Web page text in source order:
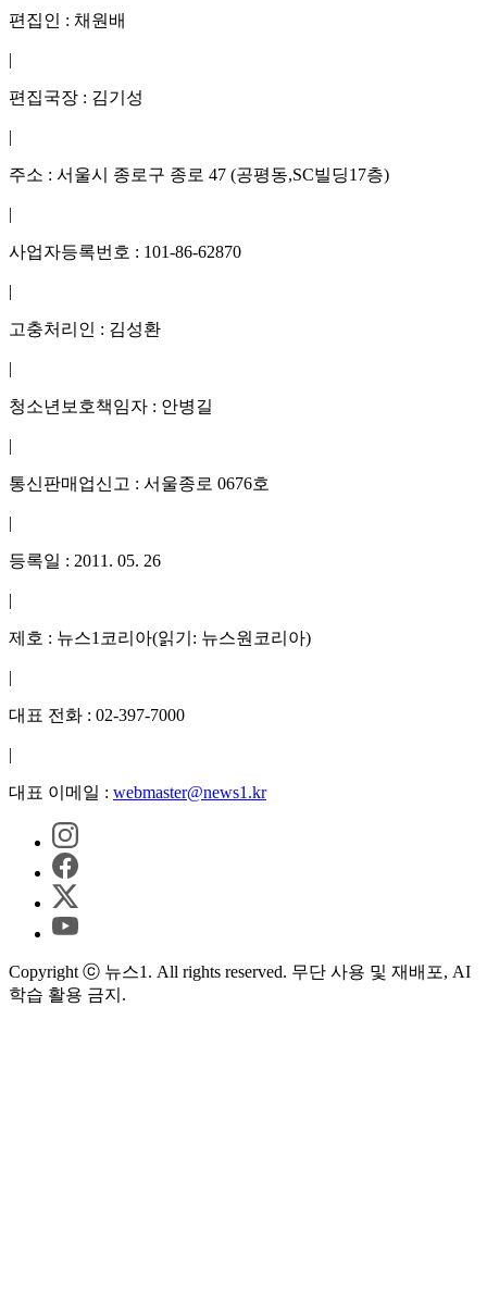
편집인 : 채원배
|
편집국장 : 김기성
|
주소 : 서울시 종로구 종로 47 (공평동,SC빌딩17층)
|
사업자등록번호 : 101-86-62870
|
고충처리인 : 김성환
|
청소년보호책임자 : 안병길
|
통신판매업신고 : 서울종로 0676호
|
등록일 : 2011. 05. 26
|
제호 : 뉴스1코리아(읽기: 뉴스원코리아)
|
대표 전화 : 02-397-7000
|
대표 이메일 : webmaster@news1.kr
Copyright ⓒ 뉴스1. All rights reserved. 무단 사용 및 재배포, AI
학습 활용 금지.